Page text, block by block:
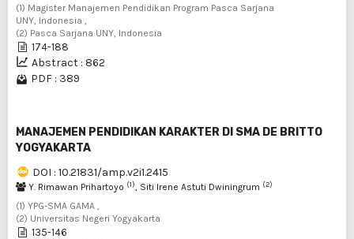
(1) Magister Manajemen Pendidikan Program Pasca Sarjana
UNY, Indonesia ,
(2) Pasca Sarjana UNY, Indonesia
174-188
Abstract : 862
PDF : 389
MANAJEMEN PENDIDIKAN KARAKTER DI SMA DE BRITTO
YOGYAKARTA
DOI : 10.21831/amp.v2i1.2415
Y. Rimawan Prihartoyo (1), Siti Irene Astuti Dwiningrum (2)
(1) YPG-SMA GAMA ,
(2) Universitas Negeri Yogyakarta
135-146